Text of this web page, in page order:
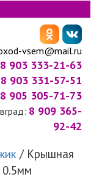
vsem@mail.ru
8 903 333-21-63
8 903 331-57-51
8 905 305-71-73
8 909 365-
92-42
/ Крышная
0.5мм